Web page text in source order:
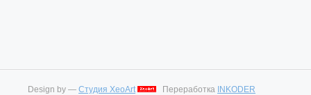
Design by — Студия XeoArt Переработка INKODER